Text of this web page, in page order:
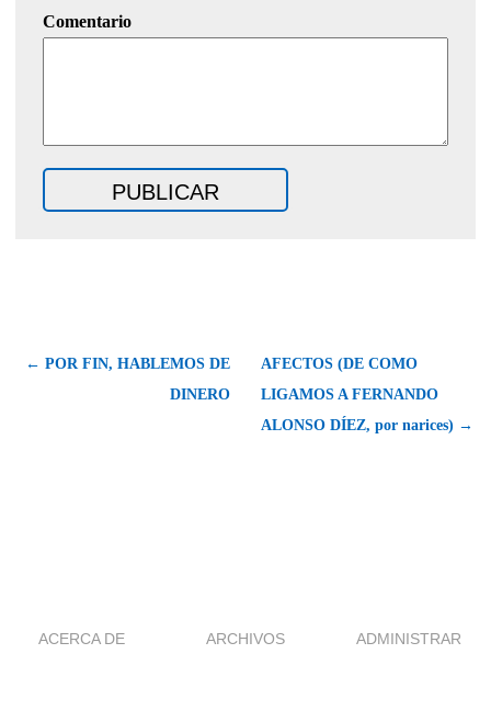
Comentario
← POR FIN, HABLEMOS DE
DINERO
AFECTOS (DE COMO
LIGAMOS A FERNANDO
ALONSO DÍEZ, por narices) →
ACERCA DE ARCHIVOS ADMINISTRAR